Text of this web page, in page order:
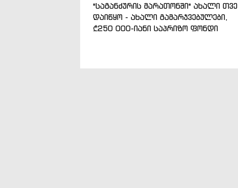
"საგანძურის მარათონში" ახალი თვე
დაიწყო - ახალი გამარჯვებულები,
₾250 000-იანი საპრიზო ფონდი